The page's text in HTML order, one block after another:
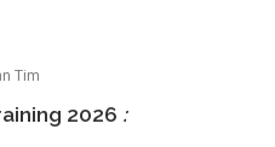
Tim
2026 :